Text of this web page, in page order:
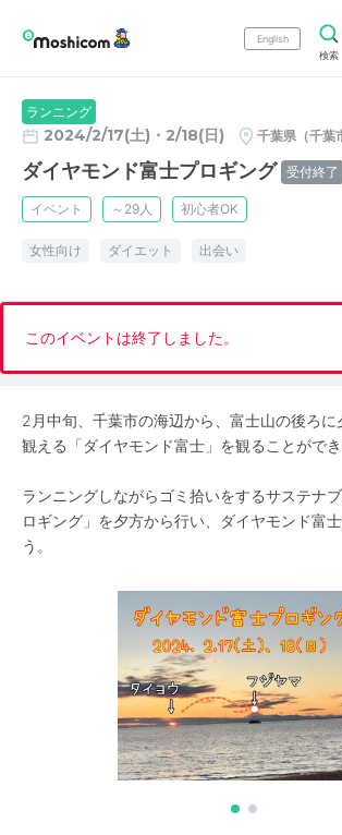
English
検索
ランニング
2024/2/17(土)・2/18(日) 千葉県（千葉
ダイヤモンド富士プロギング 受付終了
イベント ～29人 初心者OK
女性向け ダイエット 出会い
このイベントは終了しました。
2月中旬、千葉市の海辺から、富士山の後ろに
観える「ダイヤモンド富士」を観ることがで
ランニングしながらゴミ拾いをするサステナ
ロギング」を夕方から行い、ダイヤモンド富
う。